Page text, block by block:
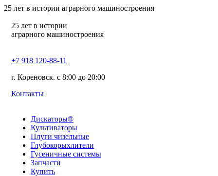
25 лет в истории аграрного машиностроения
25 лет в истории
аграрного машиностроения
+7 918 120-88-11
г. Кореновск. c 8:00 до 20:00
Контакты
Дискаторы®
Культиваторы
Плуги чизельные
Глубокорыхлители
Гусеничные системы
Запчасти
Купить